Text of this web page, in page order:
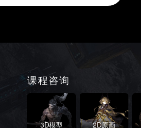
课程咨询
3D模型 2D原画